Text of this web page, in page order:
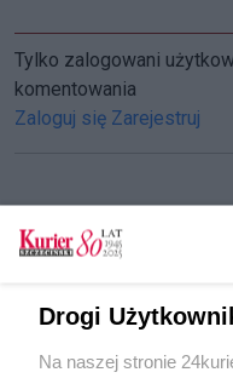
Tylko zalogowani
komentowania
Zaloguj się Zarejestruj
CZYTAJ TAKŻE
Koncert w Różanym
Drogi
Na naszej stronie